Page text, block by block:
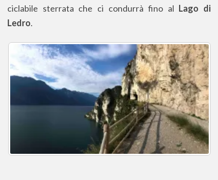
ciclabile sterrata che ci condurrà fino al Lago di
Ledro.